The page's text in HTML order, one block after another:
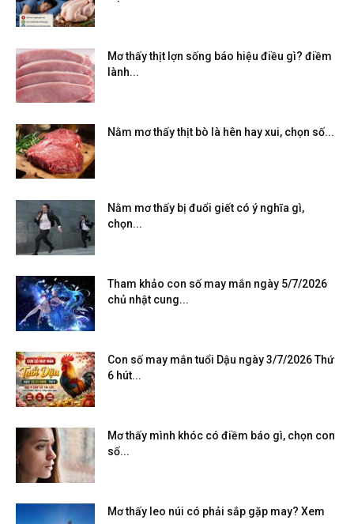
Mơ thấy thịt lợn sống báo hiệu điều gì? điềm
lành...
Nằm mơ thấy thịt bò là hên hay xui, chọn số...
Nằm mơ thấy bị đuổi giết có ý nghĩa gì,
chọn...
Tham khảo con số may mắn ngày 5/7/2026
chủ nhật cung...
Con số may mắn tuổi Dậu ngày 3/7/2026 Thứ
6 hút...
Mơ thấy mình khóc có điềm báo gì, chọn con
số...
Mơ thấy leo núi có phải sắp gặp may? Xem